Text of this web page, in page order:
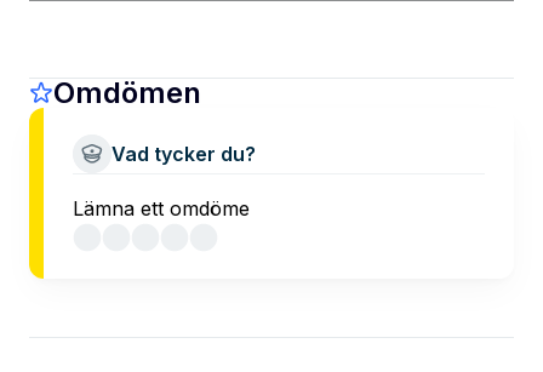
Omdömen
Vad tycker du?
Lämna ett omdöme